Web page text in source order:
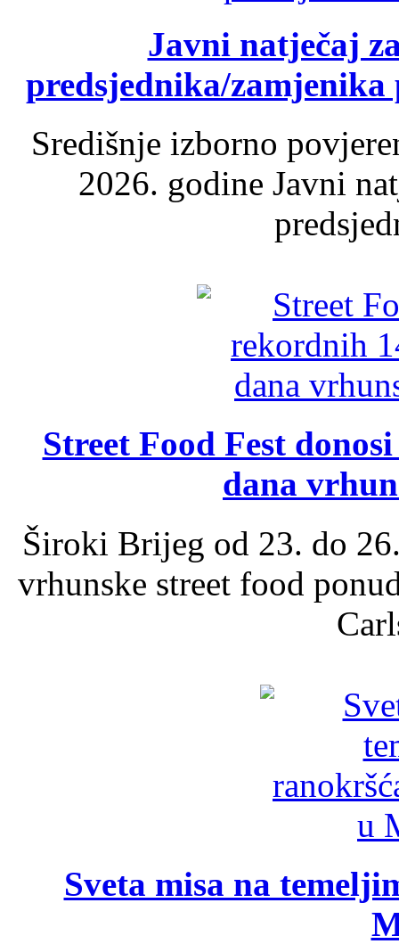
Javni natječaj
predsjednika/
Središnje izborno
2026. godine Javni
Street Food Fest
dana
Široki Brijeg od 23. do
vrhunske street food
Sveta misa na